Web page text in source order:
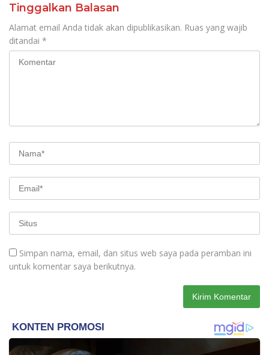
Tinggalkan Balasan
Alamat email Anda tidak akan dipublikasikan. Ruas yang wajib
ditandai *
Simpan nama, email, dan situs web saya pada peramban ini
untuk komentar saya berikutnya.